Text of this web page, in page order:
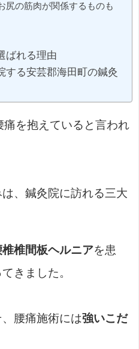
尻の筋肉が関係するものも
ばれる理由
する安芸郡海田町の鍼灸
痛を抱えていると言われ
、鍼灸院に訪れる三大
椎椎間板ヘルニアを患
きました。
腰痛施術には強いこだ